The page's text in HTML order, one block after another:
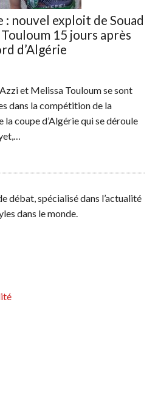
nouvel exploit de Souad
15 jours après
d’Algérie
et Melissa Touloum se sont
dans la compétition de la
coupe d’Algérie qui se déroule
débat, spécialisé dans l’actualité
dans le monde.